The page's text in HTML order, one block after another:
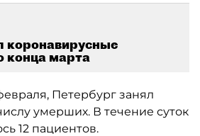
коронавирусные
конца марта
Петербург занял
умерших. В течение суток
12 пациентов.